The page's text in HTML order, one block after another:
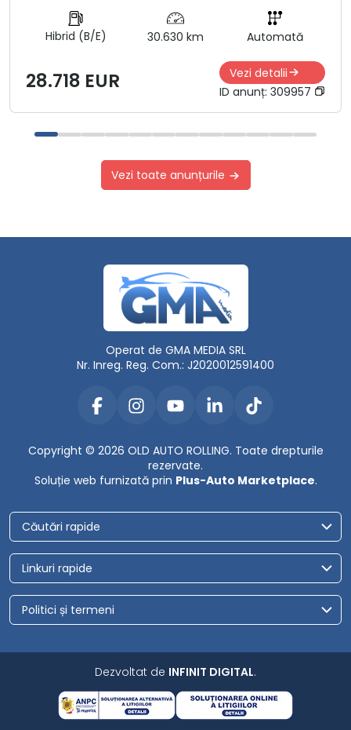
Hibrid (B/E) 30.630 km Automată
28.718 EUR
Vezi detalii
ID anunț: 309957
Vezi toate anunțurile
Operat de GMA MEDIA SRL
Nr. Inreg. Reg. Com.: J2020012591400
Copyright © 2026 OLD AUTO ROLLING. Toate drepturile
rezervate.
Soluție web furnizată prin Plus-Auto Marketplace.
Căutări rapide
Linkuri rapide
Politici și termeni
Dezvoltat de INFINIT DIGITAL.